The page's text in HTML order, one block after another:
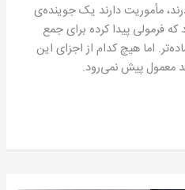
مأموریت دارند یک جوینده‌ی
فرمولی پیدا کرده برای جمع
اما هیچ کدام از اجزای این
معمول پیش نمی‌رود.